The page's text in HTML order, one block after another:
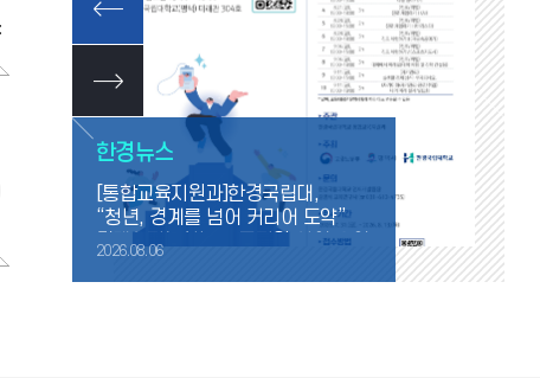
한경뉴스
[통합교육지원과]한경국립대,
“청년, 경계를 넘어 커리어 도약”
경계선지능청년 진로지원 사업 운영
2026.08.06